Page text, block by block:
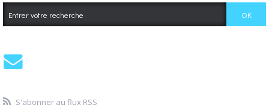
S'abonner au flux RSS